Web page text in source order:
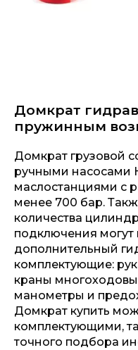
Домкрат
пружинным
Домкрат грузовой
ручными насосами
маслостанциями с
менее 700 бар.
количества
подключения могут
дополнительный
комплектующие:
краны
манометры и
Домкрат купить
комплектующими,
точного подбора